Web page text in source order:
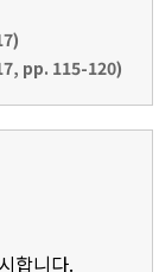
pp. 115-120)
합니다.